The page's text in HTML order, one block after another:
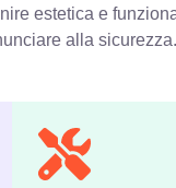
estetica e
alla sicurezza.